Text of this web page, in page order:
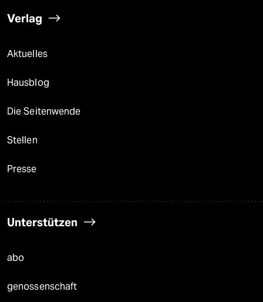
Verlag
Aktuelles
Hausblog
Die Seitenwende
Stellen
Presse
Unterstützen
abo
genossenschaft